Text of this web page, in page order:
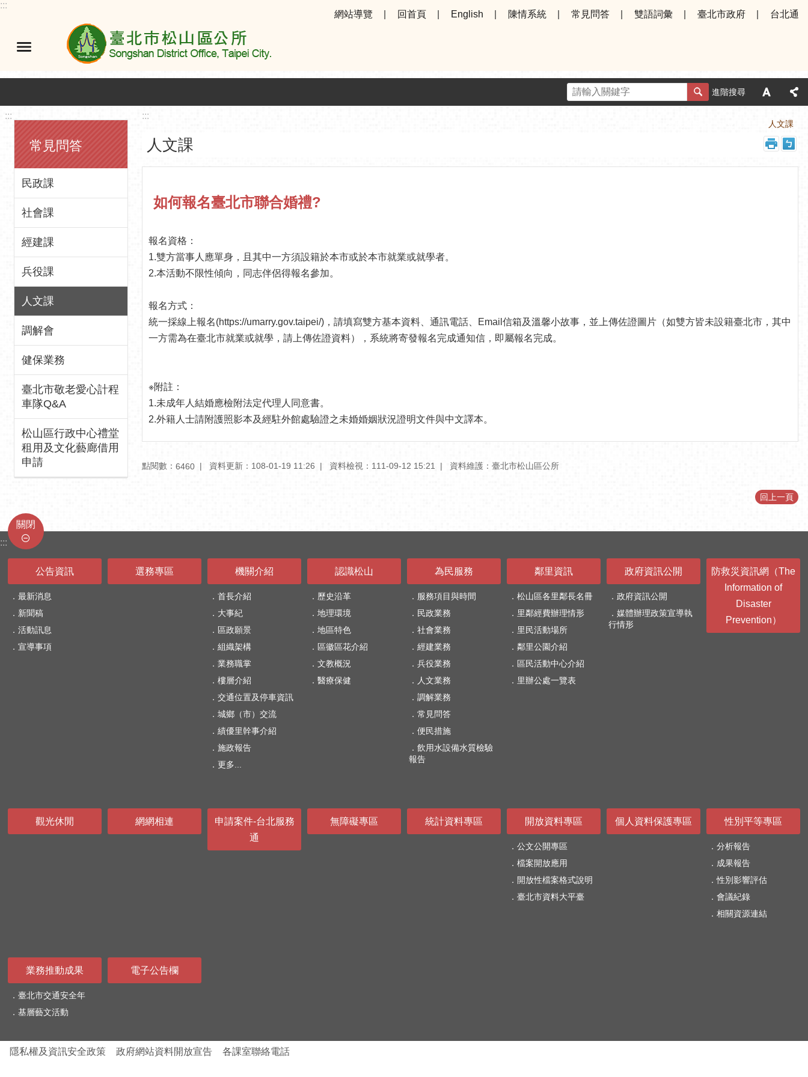
跳到主要內容區塊
:::
網站導覽
回首頁 English 陳情系統 常見問答 雙語詞彙 臺北市政府 台北通
進階搜尋
:::
常見問答
民政課
社會課
經建課
兵役課
人文課
調解會
健保業務
臺北市敬老愛心計程
車隊Q&A
松山區行政中心禮堂
租用及文化藝廊借用
申請
:::
人文課
人文課
如何報名臺北市聯合婚禮?
報名資格：
1.雙方當事人應單身，且其中一方須設籍於本市或於本市就業或就學者。
2.本活動不限性傾向，同志伴侶得報名參加。
報名方式：
統一採線上報名(https://umarry.gov.taipei/)，請填寫雙方基本資料、通訊電話、Email信箱及溫馨小故事，並上傳佐證圖片（如雙方皆未設籍臺北市，其中
一方需為在臺北市就業或就學，請上傳佐證資料），系統將寄發報名完成通知信，即屬報名完成。
※附註：
1.未成年人結婚應檢附法定代理人同意書。
2.外籍人士請附護照影本及經駐外館處驗證之未婚婚姻狀況證明文件與中文譯本。
點閱數： 6460 資料更新：108-01-19 11:26 資料檢視：111-09-12 15:21 資料維護：臺北市松山區公所
回上一頁
關閉
:::
公告資訊
最新消息
新聞稿
活動訊息
宣導事項
選務專區 機關介紹
首長介紹
大事紀
區政願景
組織架構
業務職掌
樓層介紹
交通位置及停車資訊
城鄉（市）交流
績優里幹事介紹
施政報告
更多...
認識松山
歷史沿革
地理環境
地區特色
區徽區花介紹
文教概況
醫療保健
為民服務
服務項目與時間
民政業務
社會業務
經建業務
兵役業務
人文業務
調解業務
常見問答
便民措施
飲用水設備水質檢驗
報告
鄰里資訊
松山區各里鄰長名冊
里鄰經費辦理情形
里民活動場所
鄰里公園介紹
區民活動中心介紹
里辦公處一覽表
政府資訊公開
政府資訊公開
媒體辦理政策宣導執
行情形
防救災資訊網（The
Information of
Disaster
Prevention）
觀光休閒 網網相連
申請案件-台北服務
通
無障礙專區 統計資料專區 開放資料專區
公文公開專區
檔案開放應用
開放性檔案格式說明
臺北市資料大平臺
個人資料保護專區 性別平等專區
分析報告
成果報告
性別影響評估
會議紀錄
相關資源連結
業務推動成果
臺北市交通安全年
基層藝文活動
電子公告欄
隱私權及資訊安全政策 政府網站資料開放宣告 各課室聯絡電話